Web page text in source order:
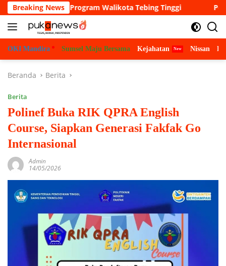
Langsung
ke
konten
Breaking News
dan Program Walikota Tebing Tinggi Pemerhati
OKI Mandira Sumsel Maju Bersama Kejahatan Nissan
Beranda Berita
Berita
Polinef Buka RIK QPRA English
Course, Siapkan Generasi Fakfak Go
Internasional
Admin
14/05/2026